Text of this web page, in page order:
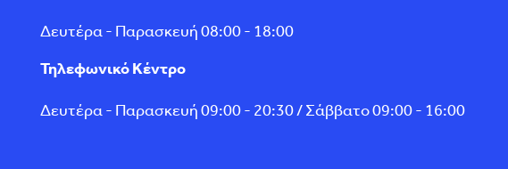
Δευτέρα - Παρασκευή 08:00 - 18:00
Τηλεφωνικό Κέντρο
Δευτέρα - Παρασκευή 09:00 - 20:30 / Σάββατο 09:00 - 16:00